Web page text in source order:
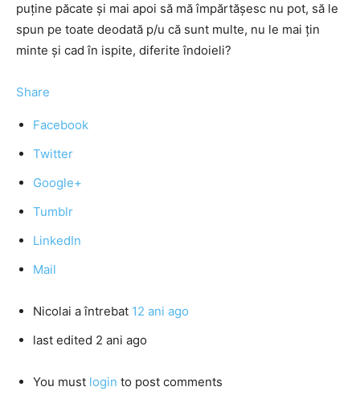
puține păcate și mai apoi să mă împărtășesc nu pot, să le
spun pe toate deodată p/u că sunt multe, nu le mai țin
minte și cad în ispite, diferite îndoieli?
Share
Facebook
Twitter
Google+
Tumblr
LinkedIn
Mail
Nicolai a întrebat 12 ani ago
last edited 2 ani ago
You must login to post comments